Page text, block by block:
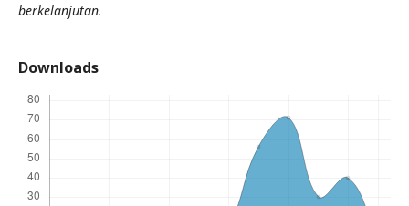
berkelanjutan.
Downloads